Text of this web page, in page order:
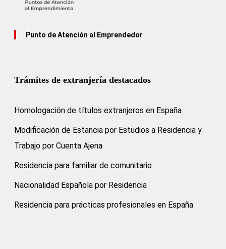
Punto de Atención al Emprendedor
Trámites de extranjería destacados
Homologación de títulos extranjeros en España
Modificación de Estancia por Estudios a Residencia y
Trabajo por Cuenta Ajena
Residencia para familiar de comunitario
Nacionalidad Española por Residencia
Residencia para prácticas profesionales en España